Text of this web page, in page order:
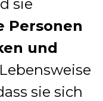
sie
Personen
und
sie sich